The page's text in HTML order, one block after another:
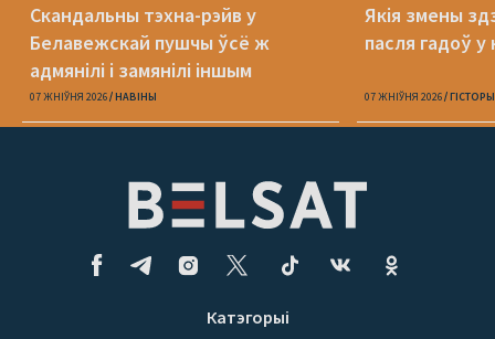
Скандальны тэхна-рэйв у
Белавежскай пушчы ўсё ж
адмянілі і замянілі іншым
07 ЖНІЎНЯ 2026 НАВІНЫ
Якія змены
пасля гадоў у
07 ЖНІЎНЯ 2026
Катэгорыі